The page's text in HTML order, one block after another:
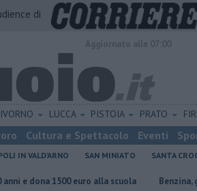
di
LUCCA PISTOIA PRATO
Cultura e Spettacolo Eventi
IN VALD'ARNO SAN MINIATO SANTA
euro alla scuola ​Benzina, gasolio, gpl,